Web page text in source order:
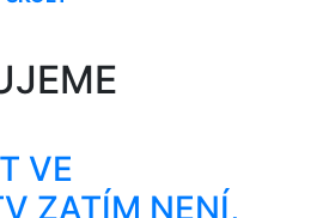
VE
ZATÍM NENÍ,